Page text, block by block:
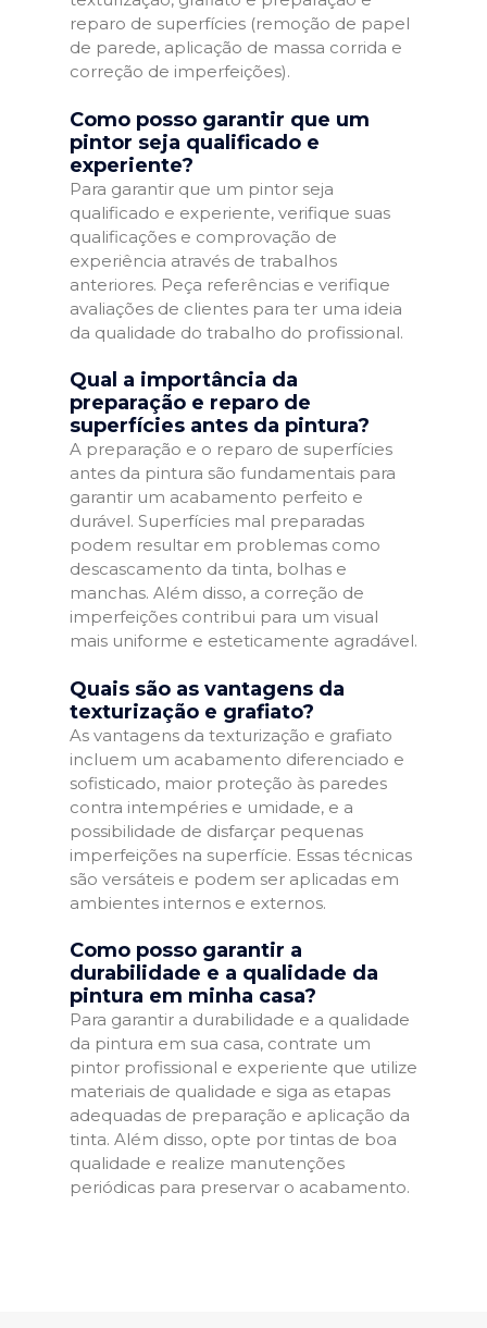
reparo de superfícies (remoção de papel
de parede, aplicação de massa corrida e
correção de imperfeições).
Como posso garantir que um
pintor seja qualificado e
experiente?
Para garantir que um pintor seja
qualificado e experiente, verifique suas
qualificações e comprovação de
experiência através de trabalhos
anteriores. Peça referências e verifique
avaliações de clientes para ter uma ideia
da qualidade do trabalho do profissional.
Qual a importância da
preparação e reparo de
superfícies antes da pintura?
A preparação e o reparo de superfícies
antes da pintura são fundamentais para
garantir um acabamento perfeito e
durável. Superfícies mal preparadas
podem resultar em problemas como
descascamento da tinta, bolhas e
manchas. Além disso, a correção de
imperfeições contribui para um visual
mais uniforme e esteticamente agradável.
Quais são as vantagens da
texturização e grafiato?
As vantagens da texturização e grafiato
incluem um acabamento diferenciado e
sofisticado, maior proteção às paredes
contra intempéries e umidade, e a
possibilidade de disfarçar pequenas
imperfeições na superfície. Essas técnicas
são versáteis e podem ser aplicadas em
ambientes internos e externos.
Como posso garantir a
durabilidade e a qualidade da
pintura em minha casa?
Para garantir a durabilidade e a qualidade
da pintura em sua casa, contrate um
pintor profissional e experiente que utilize
materiais de qualidade e siga as etapas
adequadas de preparação e aplicação da
tinta. Além disso, opte por tintas de boa
qualidade e realize manutenções
periódicas para preservar o acabamento.